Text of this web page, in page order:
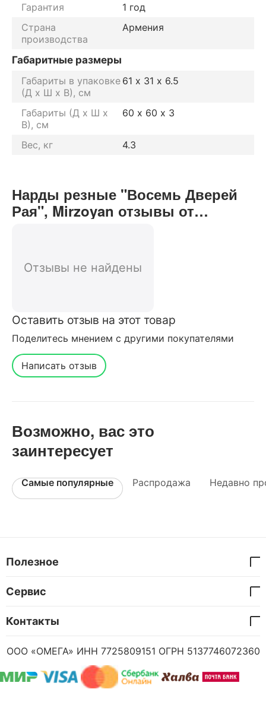
Гарантия
1 год
Страна
производства
Армения
Габаритные размеры
Габариты в упаковке
(Д х Ш х В), см
61 х 31 х 6.5
Габариты (Д х Ш х
В), см
60 х 60 х 3
Вес, кг 4.3
Нарды резные "Восемь Дверей
Рая", Mirzoyan отзывы от
Отзывы не найдены
Оставить отзыв на этот товар
Поделитесь мнением с другими покупателями
Написать отзыв
Возможно, вас это
заинтересует
Самые популярные Распродажа Недавно
Полезное
Сервис
Контакты
ООО «ОМЕГА» ИНН 7725809151 ОГРН 5137746072360